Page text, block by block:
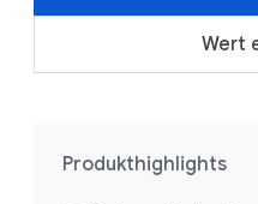
Wert
Produkthighlights